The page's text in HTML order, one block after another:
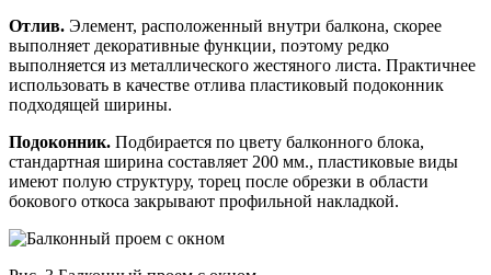
Отлив. Элемент, расположенный внутри балкона, скорее
выполняет декоративные функции, поэтому редко
выполняется из металлического жестяного листа. Практичнее
использовать в качестве отлива пластиковый подоконник
подходящей ширины.
Подоконник. Подбирается по цвету балконного блока,
стандартная ширина составляет 200 мм., пластиковые виды
имеют полую структуру, торец после обрезки в области
бокового откоса закрывают профильной накладкой.